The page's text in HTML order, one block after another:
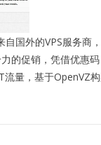
国外的VPS服务商
的促销，凭借优惠码
流量，基于OpenVZ